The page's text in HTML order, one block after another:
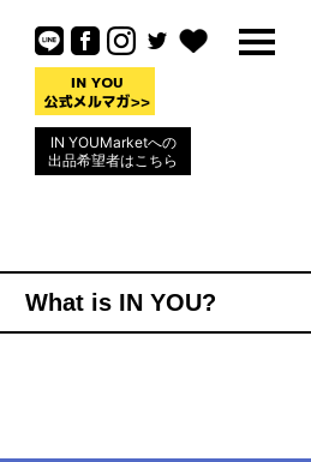
IN YOUMarketへの
出品希望者はこちら
What is IN YOU?